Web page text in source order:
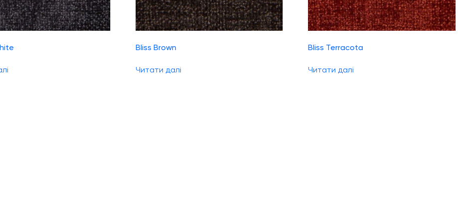
Bliss Brown
Читати далі
Bliss Terracota
Читати далі